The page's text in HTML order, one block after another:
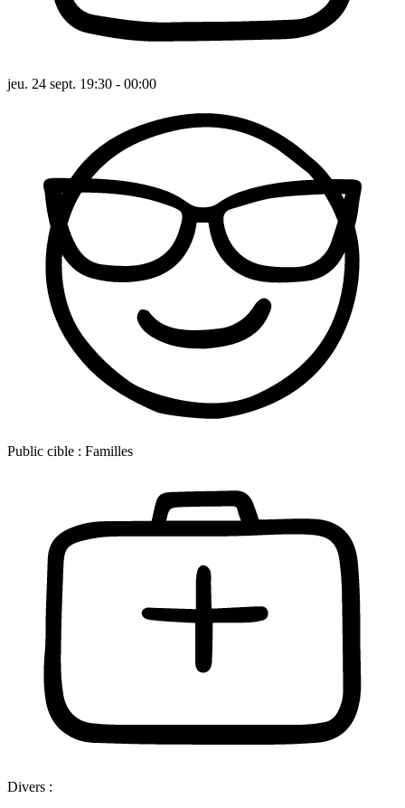
jeu. 24 sept. 19:30 - 00:00
Public cible : Familles
Divers :